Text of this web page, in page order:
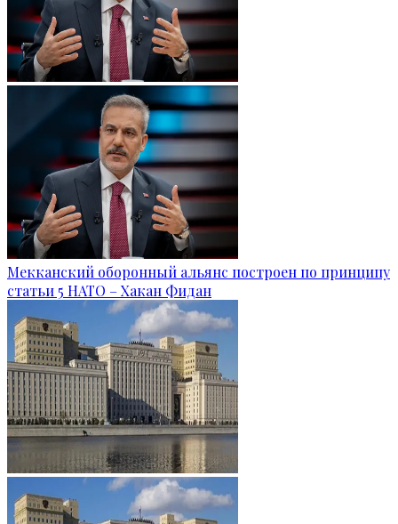
Мекканский оборонный альянс построен по принципу
статьи 5 НАТО – Хакан Фидан